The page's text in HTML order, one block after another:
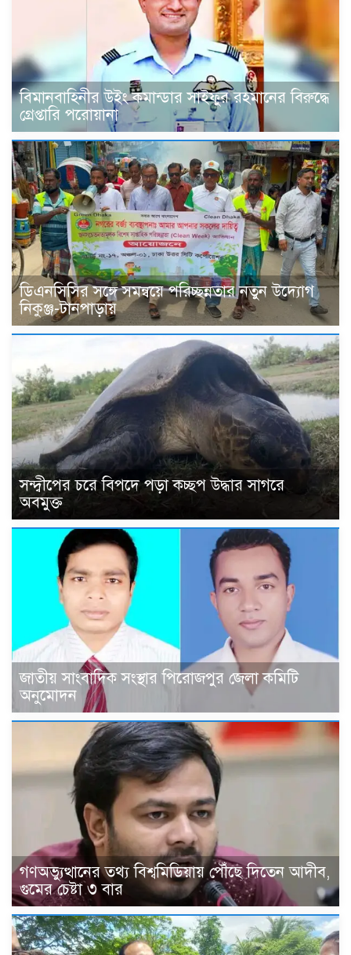
বিমানবাহিনীর উইং কমান্ডার সাইফুর রহমানের বিরুদ্ধে
গ্রেপ্তারি পরোয়ানা
ডিএনসিসির সঙ্গে সমন্বয়ে পরিচ্ছন্নতার নতুন উদ্যোগ
নিকুঞ্জ-টানপাড়ায়
সন্দ্বীপের চরে বিপদে পড়া কচ্ছপ উদ্ধার সাগরে
অবমুক্ত
জাতীয় সাংবাদিক সংস্থার পিরোজপুর জেলা কমিটি
অনুমোদন
গণঅভ্যুত্থানের তথ্য বিশ্বমিডিয়ায় পৌঁছে দিতেন আদীব,
গুমের চেষ্টা ৩ বার